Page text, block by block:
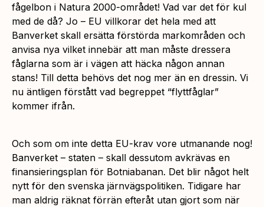
fågelbon i Natura 2000-området! Vad var det för kul
med de då? Jo – EU villkorar det hela med att
Banverket skall ersätta förstörda markområden och
anvisa nya vilket innebär att man måste dressera
fåglarna som är i vägen att häcka någon annan
stans! Till detta behövs det nog mer än en dressin. Vi
nu äntligen förstått vad begreppet “flyttfåglar”
kommer ifrån.
Och som om inte detta EU-krav vore utmanande nog!
Banverket – staten – skall dessutom avkrävas en
finansieringsplan för Botniabanan. Det blir något helt
nytt för den svenska järnvägspolitiken. Tidigare har
man aldrig räknat förrän efteråt utan gjort som när